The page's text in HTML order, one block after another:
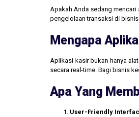
Apakah Anda sedang mencari
pengelolaan transaksi di
Mengapa
Aplikasi kasir bukan hanya
secara real-time. Bagi bisnis
Apa Yang
User-Friendly